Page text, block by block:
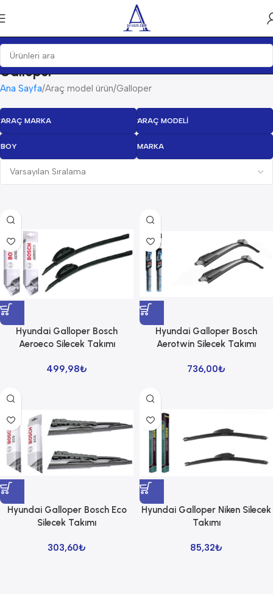
Galloper
Ana Sayfa Araç model ürün Galloper
ARAÇ MARKA ARAÇ MODELI
BOY MARKA
Hyundai Galloper Bosch
Aeroeco Silecek Takımı
499,98₺
Hyundai Galloper Bosch
Aerotwin Silecek Takımı
736,00₺
Hyundai Galloper Bosch Eco
Silecek Takımı
303,60₺
Hyundai Galloper Niken Silecek
Takımı
85,32₺